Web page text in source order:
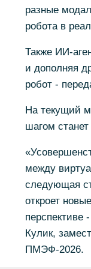
разные
робота в
Также ИИ-
и дополняя
робот -
На текущий
шагом
между
следующая
откроет
перспективе
Кулик,
ПМЭФ-2026.